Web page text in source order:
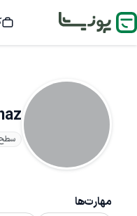
سطح
مهارت‌ها